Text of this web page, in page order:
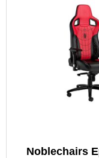
Noblechairs